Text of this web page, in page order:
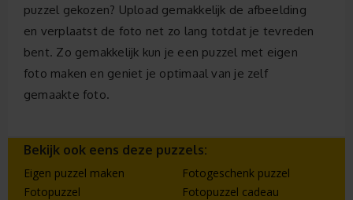
puzzel gekozen? Upload gemakkelijk de afbeelding
en verplaatst de foto net zo lang totdat je tevreden
bent. Zo gemakkelijk kun je een puzzel met eigen
foto maken en geniet je optimaal van je zelf
gemaakte foto.
Bekijk ook eens deze puzzels:
Eigen puzzel maken
Fotogeschenk puzzel
Fotopuzzel
Fotopuzzel cadeau